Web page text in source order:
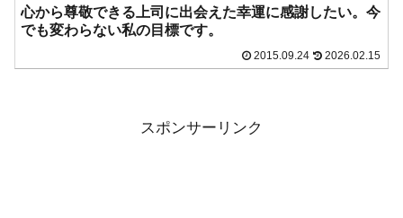
心から尊敬できる上司に出会えた幸運に感謝したい。今
でも変わらない私の目標です。
2015.09.24 2026.02.15
スポンサーリンク